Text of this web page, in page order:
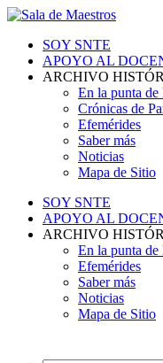
SOY SNTE
APOYO AL
ARCHIVO
En la punta de
Crónicas de
Efemérides
Saber más
Noticias
Mapa de Sitio
SOY SNTE
APOYO AL
ARCHIVO
En la punta de
Efemérides
Saber más
Noticias
Mapa de Sitio